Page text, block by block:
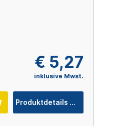
€ 5,27
inklusive Mwst.
Produktdetails